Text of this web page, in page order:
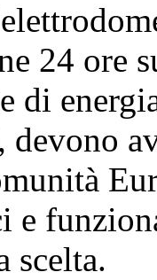
24 ore
di
e
scelta.